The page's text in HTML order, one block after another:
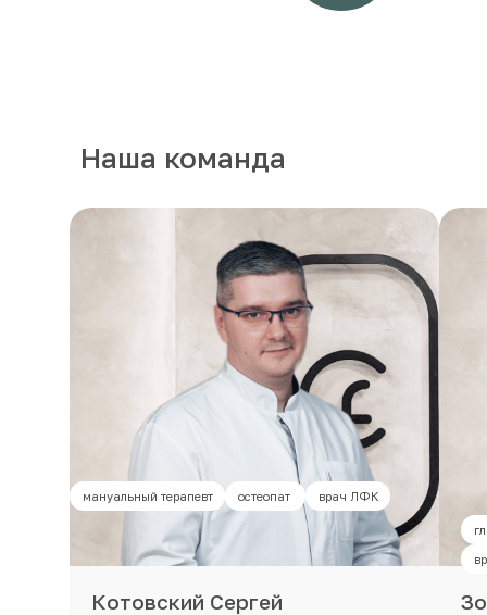
Наша команда
мануальный терапевт остеопат врач ЛФК
Котовский Сергей